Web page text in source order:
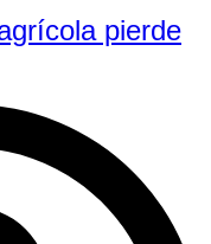
pierde